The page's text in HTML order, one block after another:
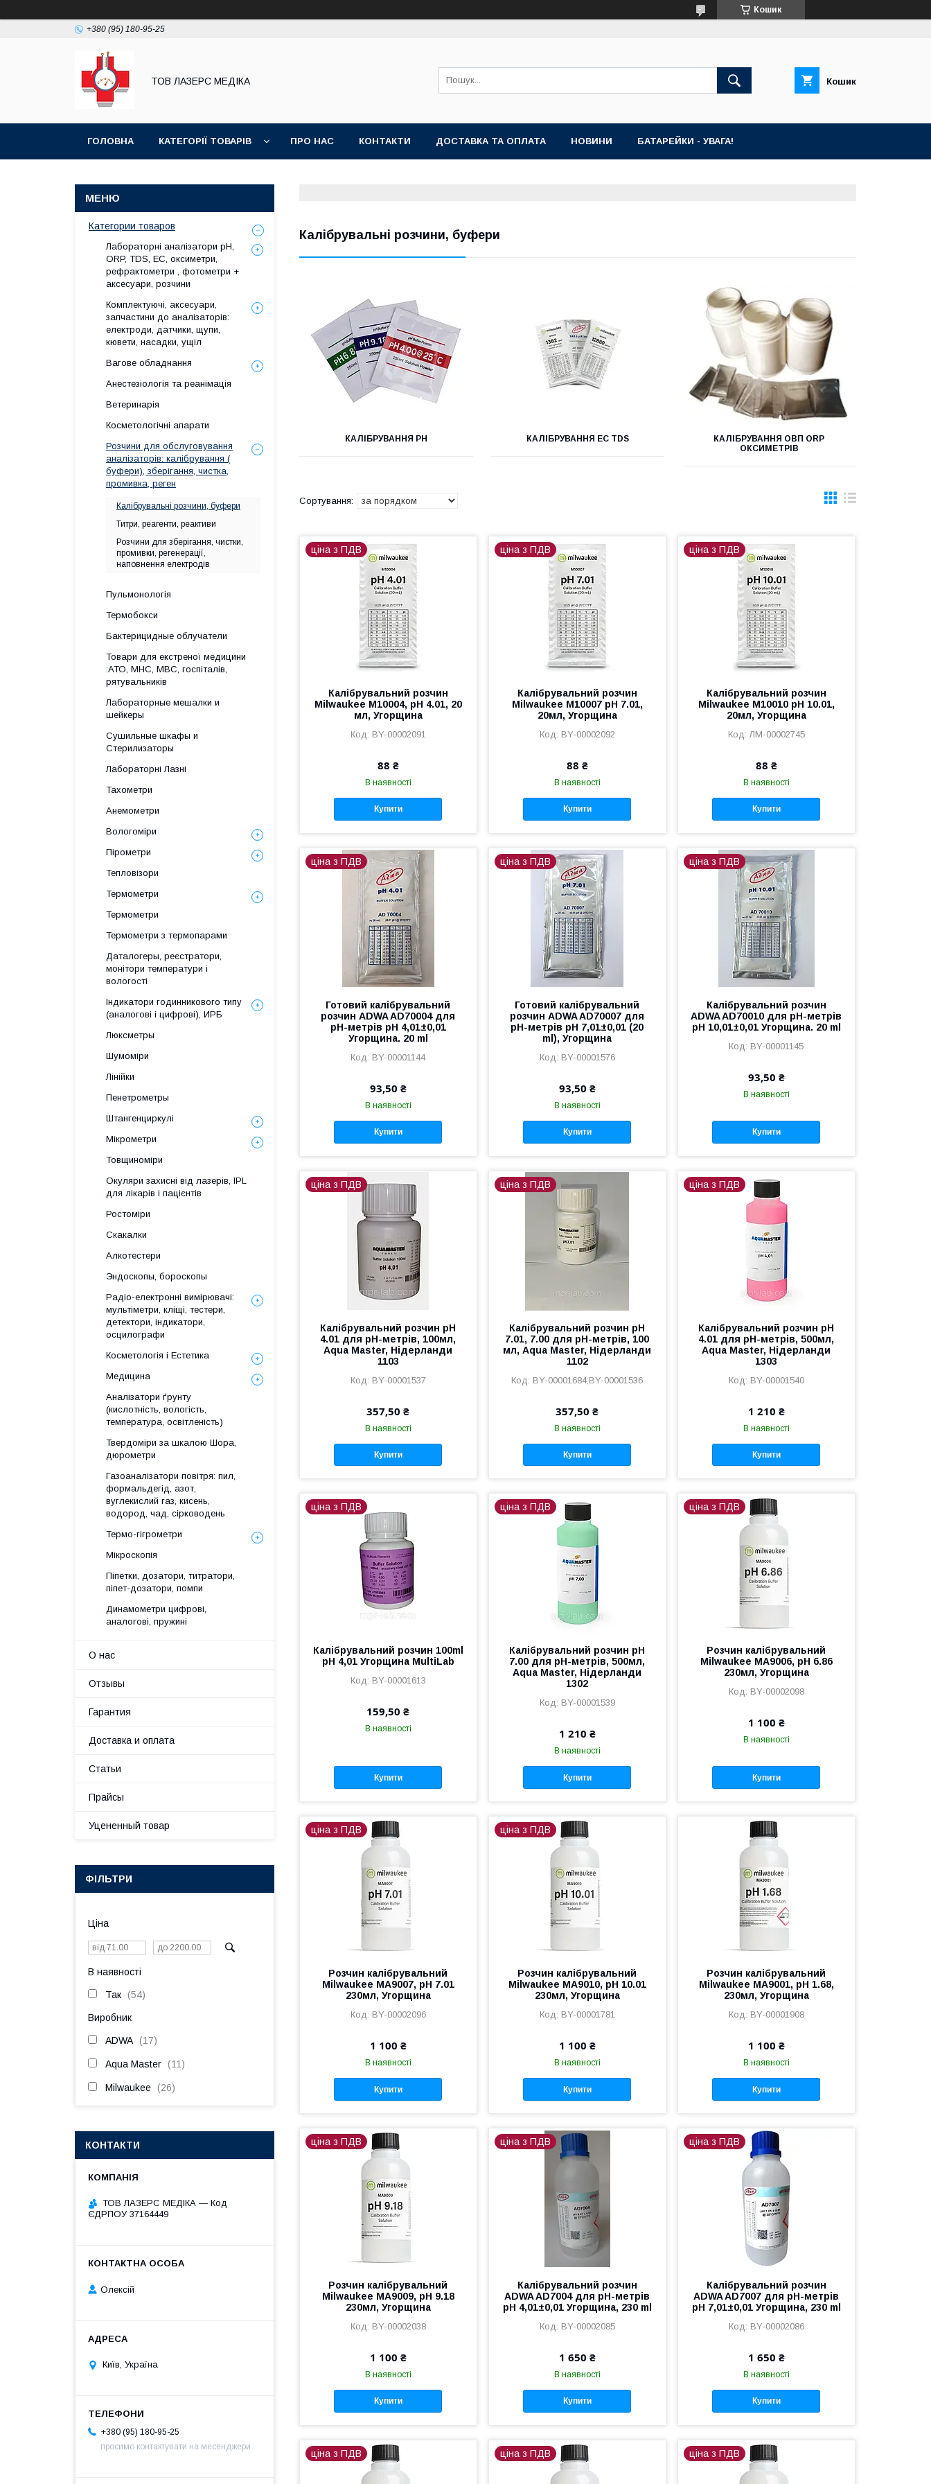
Кошик
+380 (95) 180-95-25
ТОВ ЛАЗЕРС МЕДІКА Кошик
ГОЛОВНА КАТЕГОРІЇ ТОВАРІВ ПРО НАС КОНТАКТИ ДОСТАВКА ТА ОПЛАТА НОВИНИ БАТАРЕЙКИ - УВАГА!
Калібрувальні розчини, буфери
КАЛІБРУВАННЯ РН КАЛІБРУВАННЯ EC TDS
КАЛІБРУВАННЯ ОВП ORP
ОКСИМЕТРІВ
ціна з ПДВ
Калібрувальний розчин
Milwaukee M10004, рН 4.01, 20
мл, Угорщина
BY-00002091
88 ₴
В наявності
Купити
ціна з ПДВ
Калібрувальний розчин
Milwaukee M10007 pH 7.01,
20мл, Угорщина
BY-00002092
88 ₴
В наявності
Купити
ціна з ПДВ
Калібрувальний розчин
Milwaukee M10010 pH 10.01,
20мл, Угорщина
ЛМ-00002745
88 ₴
В наявності
Купити
ціна з ПДВ
Готовий калібрувальний
розчин ADWA AD70004 для
pН-метрів pН 4,01±0,01
Угорщина. 20 ml
BY-00001144
93,50 ₴
В наявності
Купити
ціна з ПДВ
Готовий калібрувальний
розчин ADWA AD70007 для
рН-метрів рН 7,01±0,01 (20
ml), Угорщина
BY-00001576
93,50 ₴
В наявності
Купити
ціна з ПДВ
Калібрувальний розчин
ADWA AD70010 для рН-метрів
рН 10,01±0,01 Угорщина. 20 ml
BY-00001145
93,50 ₴
В наявності
Купити
ціна з ПДВ
Калібрувальний розчин pH
4.01 для pH-метрів, 100мл,
Aqua Master, Нідерланди
1103
BY-00001537
357,50 ₴
В наявності
Купити
ціна з ПДВ
Калібрувальний розчин pH
7.01, 7.00 для pH-метрів, 100
мл, Aqua Master, Нідерланди
1102
BY-00001684;BY-00001536
357,50 ₴
В наявності
Купити
ціна з ПДВ
Калібрувальний розчин pH
4.01 для pH-метрів, 500мл,
Aqua Master, Нідерланди
1303
BY-00001540
1 210 ₴
В наявності
Купити
ціна з ПДВ
Калібрувальний розчин 100ml
pH 4,01 Угорщина MultiLab
BY-00001613
159,50 ₴
В наявності
Купити
ціна з ПДВ
Калібрувальний розчин pH
7.00 для pH-метрів, 500мл,
Aqua Master, Нідерланди
1302
BY-00001539
1 210 ₴
В наявності
Купити
ціна з ПДВ
Розчин калібрувальний
Milwaukee MA9006, pH 6.86
230мл, Угорщина
BY-00002098
1 100 ₴
В наявності
Купити
ціна з ПДВ
Розчин калібрувальний
Milwaukee MA9007, pH 7.01
230мл, Угорщина
BY-00002096
1 100 ₴
В наявності
Купити
ціна з ПДВ
Розчин калібрувальний
Milwaukee MA9010, pH 10.01
230мл, Угорщина
BY-00001781
1 100 ₴
В наявності
Купити
Розчин калібрувальний
Milwaukee MA9001, pH 1.68,
230мл, Угорщина
BY-00001908
1 100 ₴
В наявності
Купити
ціна з ПДВ
Розчин калібрувальний
Milwaukee MA9009, pH 9.18
230мл, Угорщина
BY-00002038
1 100 ₴
В наявності
Купити
ціна з ПДВ
Калібрувальний розчин
ADWA AD7004 для pН-метрів
pН 4,01±0,01 Угорщина, 230 ml
BY-00002085
1 650 ₴
В наявності
Купити
ціна з ПДВ
Калібрувальний розчин
ADWA AD7007 для pН-метрів
pН 7,01±0,01 Угорщина, 230 ml
BY-00002086
1 650 ₴
В наявності
Купити
ціна з ПДВ ціна з ПДВ ціна з ПДВ
Категории товаров
Лабораторні аналізатори pH,
ORP, TDS, EC, оксиметри,
рефрактометри , фотометри +
аксесуари, розчини
Комплектуючі, аксесуари,
запчастини до аналізаторів:
електроди, датчики, щупи,
кювети, насадки, ущіл
Вагове обладнання
Анестезіологія та реанімація
Ветеринарія
Косметологічні апарати
Розчини для обслуговування
аналізаторів: калібрування (
буфери), зберігання, чистка,
промивка, реген
Калібрувальні розчини, буфери
Титри, реагенти, реактиви
Розчини для зберігання, чистки,
промивки, регенерації,
наповнення електродів
Пульмонологія
Термобокси
Бактерицидные облучатели
Товари для екстреної медицини
:АТО, МНС, МВС, госпіталів,
рятувальників
Лабораторные мешалки и
шейкеры
Сушильные шкафы и
Стерилизаторы
Лабораторні Лазні
Тахометри
Анемометри
Вологоміри
Пірометри
Тепловізори
Термометри
Термометри
Термометри з термопарами
Даталогеры, реєстратори,
монітори температури і
вологості
Індикатори годинникового типу
(аналогові і цифрові), ИРБ
Люксметры
Шумоміри
Лінійки
Пенетрометры
Штангенциркулі
Мікрометри
Товщиноміри
Окуляри захисні від лазерів, IPL
для лікарів і пацієнтів
Ростоміри
Скакалки
Алкотестери
Эндоскопы, бороскопы
Радіо-електронні вимірювачі:
мультіметри, кліщі, тестери,
детектори, індикатори,
осцилографи
Косметологія і Естетика
Медицина
Аналізатори ґрунту
(кислотність, вологість,
температура, освітленість)
Твердоміри за шкалою Шора,
дюрометри
Газоаналізатори повітря: пил,
формальдегід, азот,
вуглекислий газ, кисень,
водород, чад, сірководень
Термо-гігрометри
Мікроскопія
Піпетки, дозатори, титратори,
піпет-дозатори, помпи
Динамометри цифрові,
аналогові, пружині
О нас
Отзывы
Гарантия
Доставка и оплата
Статьи
Прайсы
Уцененный товар
ФІЛЬТРИ
Ціна
В наявності
Так 54
Виробник
ADWA 17
Aqua Master 11
Milwaukee 26
КОНТАКТИ
ТОВ ЛАЗЕРС МЕДІКА — Код
ЄДРПОУ 37164449
Олексій
Київ, Україна
+380 (95) 180-95-25
просимо контактувати на месенджери